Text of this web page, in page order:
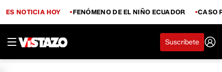
ES NOTICIA HOY FENÓMENO DE EL NIÑO ECUADOR CASO
Suscríbete